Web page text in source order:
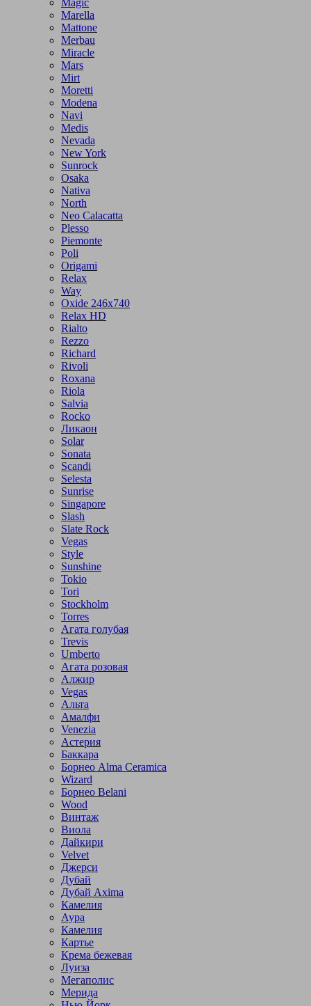
Marella
Mattone
Merbau
Miracle
Mars
Mirt
Moretti
Modena
Navi
Medis
Nevada
New York
Sunrock
Osaka
Nativa
North
Neo Calacatta
Plesso
Piemonte
Poli
Origami
Relax
Way
Oxide 246x740
Relax HD
Rialto
Rezzo
Richard
Rivoli
Roxana
Riola
Salvia
Rocko
Ликаон
Solar
Sonata
Scandi
Selesta
Sunrise
Singapore
Slash
Slate Rock
Vegas
Style
Sunshine
Tokio
Tori
Stockholm
Torres
Агата голубая
Trevis
Umberto
Агата розовая
Алжир
Vegas
Альта
Амалфи
Venezia
Астерия
Баккара
Борнео Alma Ceramica
Wizard
Борнео Belani
Wood
Винтаж
Виола
Дайкири
Velvet
Джерси
Дубай
Дубай Axima
Камелия
Аура
Камелия
Картье
Крема бежевая
Луиза
Мегаполис
Мерида